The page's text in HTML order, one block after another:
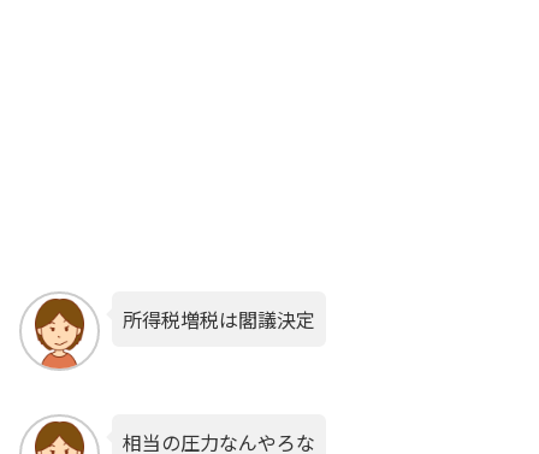
所得税増税は閣議決定
相当の圧力なんやろな